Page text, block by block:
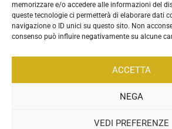
memorizzare e/o accedere alle informazioni del
queste tecnologie ci permetterà di elaborare dati
navigazione o ID unici su questo sito. Non
consenso può influire negativamente su alcune
ACCETTA
NEGA
VEDI PREFERENZE